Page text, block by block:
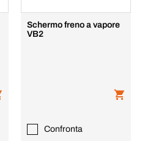
Schermo freno a vapore
VB2
Confronta